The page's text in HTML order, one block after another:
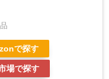
で探す
場で探す